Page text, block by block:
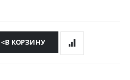
<В КОРЗИНУ